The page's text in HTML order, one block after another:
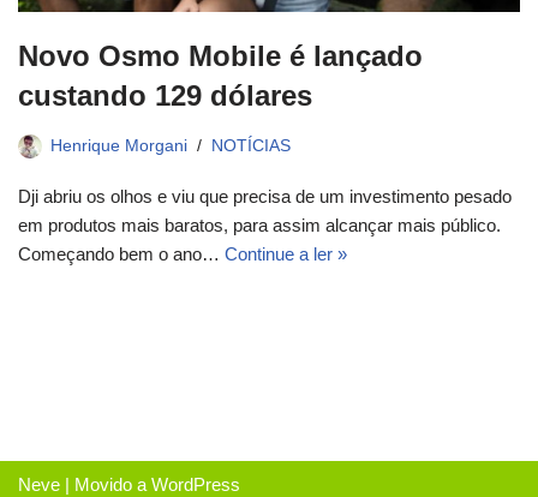
Novo Osmo Mobile é lançado
custando 129 dólares
Henrique Morgani NOTÍCIAS
Dji abriu os olhos e viu que precisa de um investimento pesado
em produtos mais baratos, para assim alcançar mais público.
Começando bem o ano… Continue a ler »
Neve | Movido a WordPress